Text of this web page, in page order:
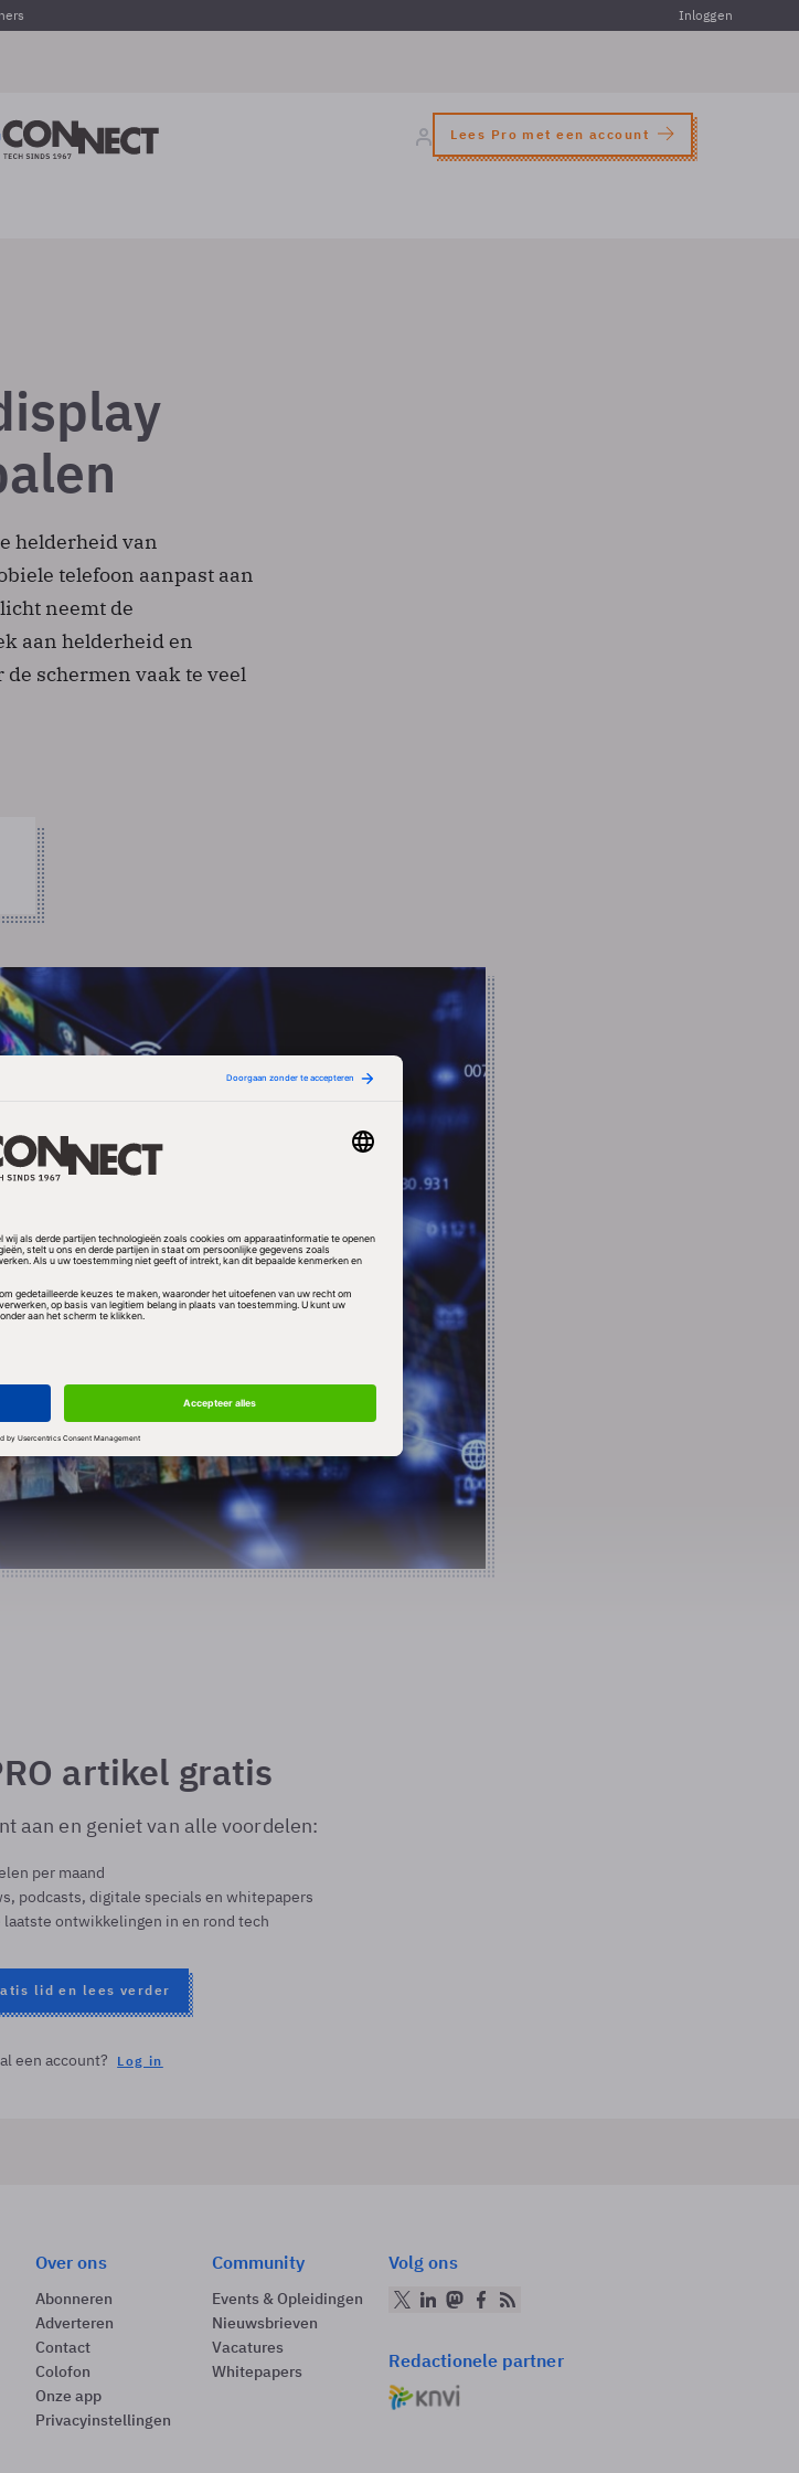
Inloggen
Lees Pro met een account
helderheid van
telefoon aanpast aan
neemt de
aan helderheid en
schermen vaak te veel
artikel gratis
aan en geniet van alle voordelen:
per maand
podcasts, digitale specials en whitepapers
ontwikkelingen in en rond tech
lid en lees verder
een account? Log in
Over ons
Abonneren
Adverteren
Contact
Colofon
Onze app
Privacyinstellingen
Community
Events & Opleidingen
Nieuwsbrieven
Vacatures
Whitepapers
Volg ons
Redactionele partner